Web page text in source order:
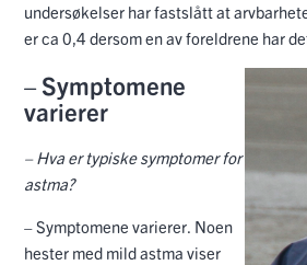
undersøkelser har fastslått at
er ca 0,4 dersom en av foreldrene har
– Symptomene
varierer
– Hva er typiske symptomer for
astma?
– Symptomene varierer. Noen
hester med mild astma viser